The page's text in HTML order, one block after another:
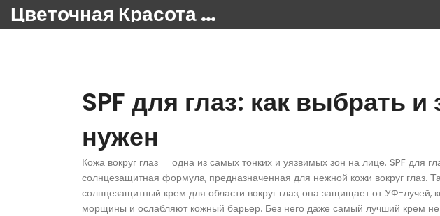
Цветочная Красота 24
SPF для глаз: как выбрать и
нужен
Кожа вокруг глаз — одна из самых тонких и уязвимых зон на лице. SPF для
солнцезащитная формула, предназначенная для нежной кожи вокруг глаз.
солнцезащитный крем для области вокруг глаз, она защищает от УФ-лучей,
морщины и ослабляют кожный барьер. Без него даже самый лучший крем не